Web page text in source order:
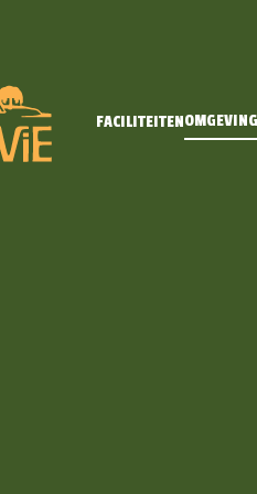
FACILITEITENOMGEVING